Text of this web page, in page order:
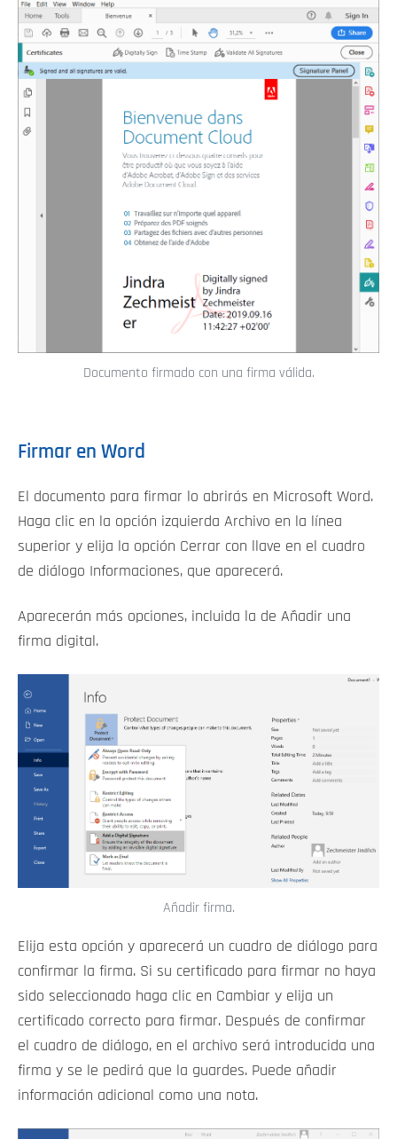
Documento firmado con una firma válida.
Firmar en Word
El documento para firmar lo abrirás en Microsoft Word.
Haga clic en la opción izquierda Archivo en la línea
superior y elija la opción Cerrar con llave en el cuadro
de diálogo Informaciones, que aparecerá.
Aparecerán más opciones, incluida la de Añadir una
firma digital.
Añadir firma.
Elija esta opción y aparecerá un cuadro de diálogo para
confirmar la firma. Si su certificado para firmar no haya
sido seleccionado haga clic en Cambiar y elija un
certificado correcto para firmar. Después de confirmar
el cuadro de diálogo, en el archivo será introducida una
firma y se le pedirá que la guardes. Puede añadir
información adicional como una nota.